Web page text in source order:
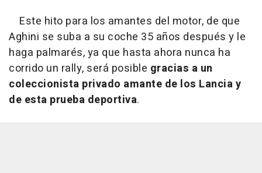
Este hito para los amantes del motor, de que
Aghini se suba a su coche 35 años después y le
haga palmarés, ya que hasta ahora nunca ha
corrido un rally, será posible gracias a un
coleccionista privado amante de los Lancia y
de esta prueba deportiva.